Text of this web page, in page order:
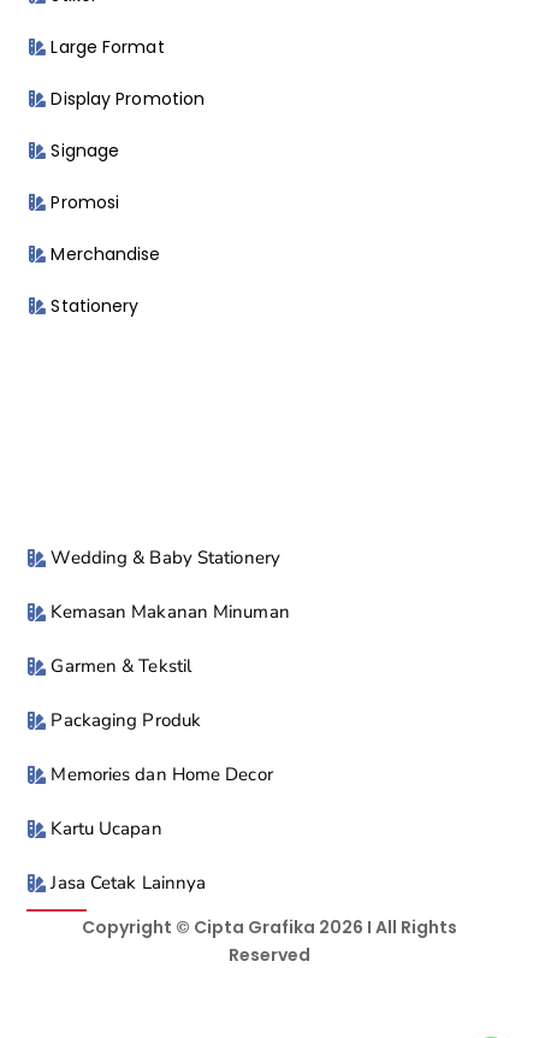
Large Format
Display Promotion
Signage
Promosi
Merchandise
Stationery
Wedding & Baby Stationery
Kemasan Makanan Minuman
Garmen & Tekstil
Packaging Produk
Memories dan Home Decor
Kartu Ucapan
Jasa Cetak Lainnya
Copyright © Cipta Grafika 2026 I All Rights
Reserved